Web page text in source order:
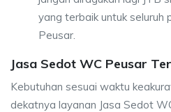
yang terbaik untuk seluruh
Peusar.
Jasa Sedot WC Peusar
Kebutuhan sesuai waktu
dekatnya layanan Jasa Sedot